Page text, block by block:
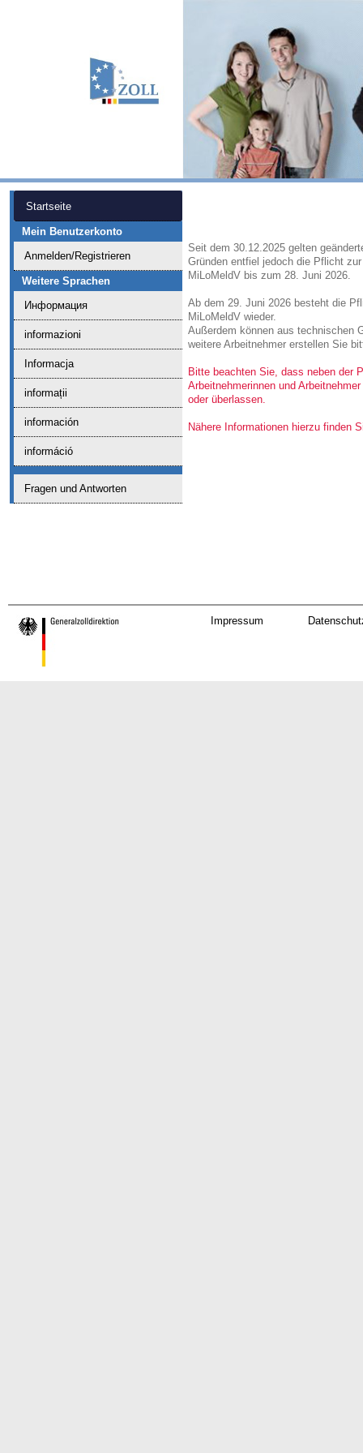
Startseite
Mein Benutzerkonto
Anmelden/Registrieren
Weitere Sprachen
Информация
informazioni
Informacja
informații
información
információ
Fragen und Antworten
Seit dem 30.12.2025 gelten
Gründen entfiel jedoch die Pflicht
MiLoMeldV bis zum 28. Juni 2026.
Ab dem 29. Juni 2026 besteht die
MiLoMeldV wieder.
Außerdem können aus technischen
weitere Arbeitnehmer erstellen Sie
Bitte beachten Sie, dass neben der
Arbeitnehmerinnen und
oder überlassen.
Nähere Informationen hierzu finden
Impressum